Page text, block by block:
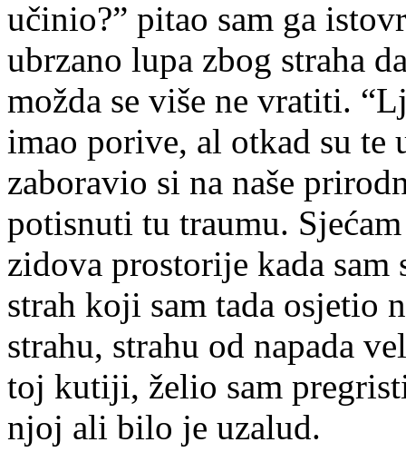
učinio?” pitao sam ga
ubrzano lupa zbog straha
možda se više ne vratiti.
imao porive, al otkad su
zaboravio si na naše
potisnuti tu traumu.
zidova prostorije kada
strah koji sam tada osjetio
strahu, strahu od napada
toj kutiji, želio sam
njoj ali bilo je uzalud.